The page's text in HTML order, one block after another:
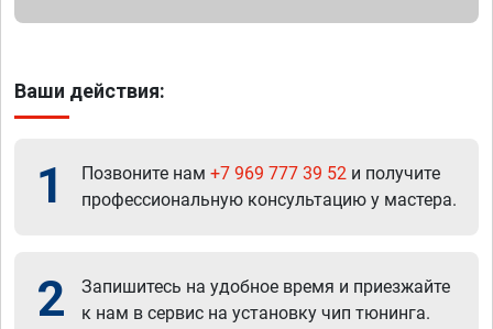
Ваши действия:
1 Позвоните нам +7 969 777 39 52 и получите
профессиональную консультацию у мастера.
2
Запишитесь на удобное время и приезжайте
к нам в сервис на установку чип тюнинга.